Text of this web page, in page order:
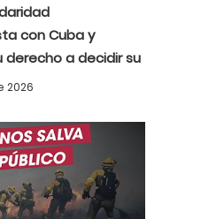
con Cuba y
a decidir su
2026